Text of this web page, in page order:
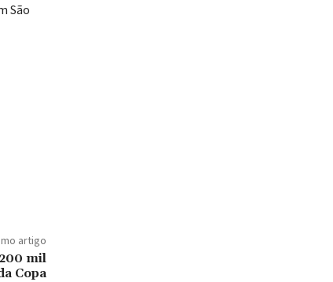
São
artigo
mil
Copa